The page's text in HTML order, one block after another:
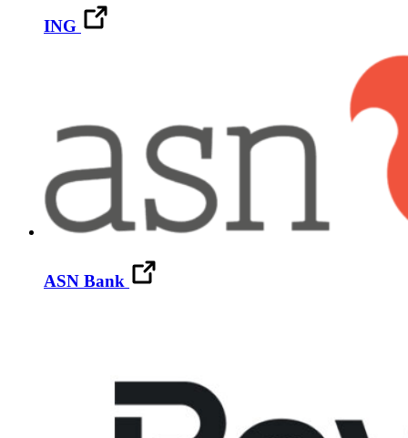
ING
ASN Bank